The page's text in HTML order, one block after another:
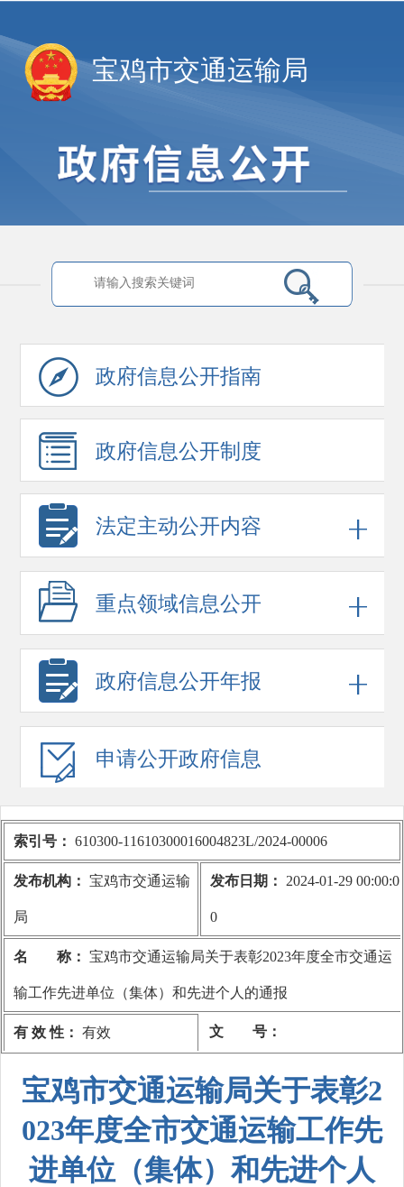
宝鸡市交通运输局
政府信息公开指南
政府信息公开制度
法定主动公开内容
重点领域信息公开
政府信息公开年报
申请公开政府信息
索引号： 610300-11610300016004823L/2024-00006
发布机构： 宝鸡市交通运输
局
发布日期： 2024-01-29 00:00:0
0
名 称： 宝鸡市交通运输局关于表彰2023年度全市交通运
输工作先进单位（集体）和先进个人的通报
有 效 性： 有效 文 号：
宝鸡市交通运输局关于表彰2
023年度全市交通运输工作先
进单位（集体）和先进个人